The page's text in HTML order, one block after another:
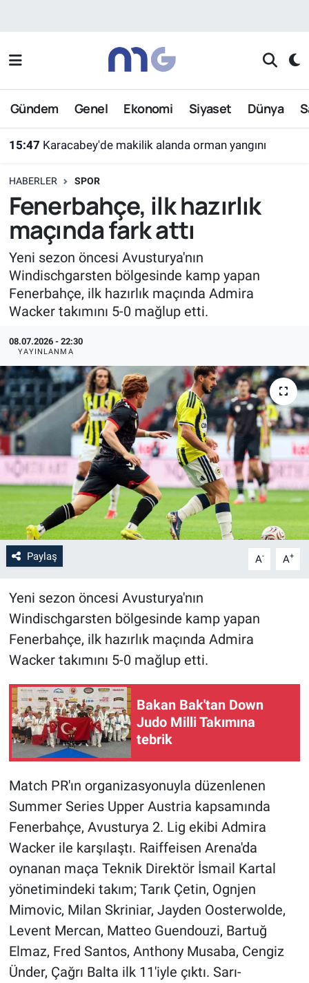
Gündem Genel Ekonomi Siyaset Dünya
15:47 Karacabey'de makilik alanda orman yangını
HABERLER SPOR
Fenerbahçe, ilk hazırlık
maçında fark attı
Yeni sezon öncesi Avusturya'nın
Windischgarsten bölgesinde kamp yapan
Fenerbahçe, ilk hazırlık maçında Admira
Wacker takımını 5-0 mağlup etti.
08.07.2026 - 22:30
YAYINLANMA
Paylaş A- A+
Yeni sezon öncesi Avusturya'nın
Windischgarsten bölgesinde kamp yapan
Fenerbahçe, ilk hazırlık maçında Admira
Wacker takımını 5-0 mağlup etti.
Bakan Bak'tan Down
Judo Milli Takımına
tebrik
Match PR'ın organizasyonuyla düzenlenen
Summer Series Upper Austria kapsamında
Fenerbahçe, Avusturya 2. Lig ekibi Admira
Wacker ile karşılaştı. Raiffeisen Arena'da
oynanan maça Teknik Direktör İsmail Kartal
yönetimindeki takım; Tarık Çetin, Ognjen
Mimovic, Milan Skriniar, Jayden Oosterwolde,
Levent Mercan, Matteo Guendouzi, Bartuğ
Elmaz, Fred Santos, Anthony Musaba, Cengiz
Ünder, Çağrı Balta ilk 11'iyle çıktı. Sarı-
Nöbetçi Eczaneler
Hava Durumu
Süper Lig Puan Durumu ve Fikstür
Tüm Manşetler
Son Dakika Haberleri
Haber Arşivi